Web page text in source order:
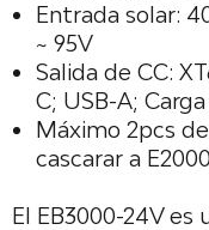
Entrada solar:
~ 95V
Salida de CC:
C; USB-A;
Máximo 2pcs
cascarar a
El EB3000-24V es